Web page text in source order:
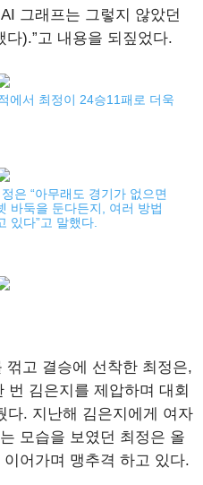
그래프는 그렇지 않았던
).”고 내용을 되짚었다.
에서 최정이 24승11패로 더욱
은 “아무래도 경기가 없으면
바둑을 둔다든지, 여러 방법
있다”고 말했다.
꺾고 결승에 선착한 최정은,
번 김은지를 제압하며 대회
다. 지난해 김은지에게 여자
모습을 보였던 최정은 올
어가며 맹추격 하고 있다.